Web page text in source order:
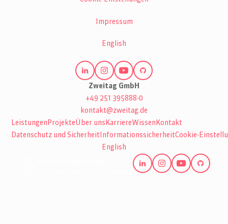
Impressum
English
Zweitag GmbH
+49 251 395888-0
kontakt@zweitag.de
Leistungen ProjekteÜber uns KarriereWissen Kontakt
Datenschutz und Sicherheit InformationssicherheitCookie-
English